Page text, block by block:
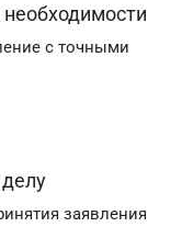
с точными
заявления